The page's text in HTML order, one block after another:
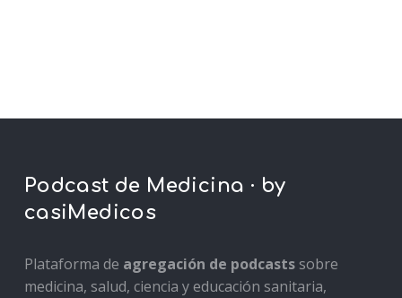
Podcast de Medicina · by
casiMedicos
Plataforma de agregación de podcastssobre
medicina, salud, ciencia y educación sanitaria,